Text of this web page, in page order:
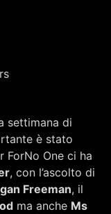
settimana di
è stato
ForNo One ci ha
, con l’ascolto di
Freeman, il
ma anche Ms